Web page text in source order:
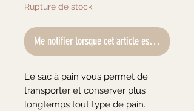
Rupture de stock
Me notifier lorsque cet article est disponible
Le sac à pain vous permet de
transporter et conserver plus
longtemps tout type de pain.